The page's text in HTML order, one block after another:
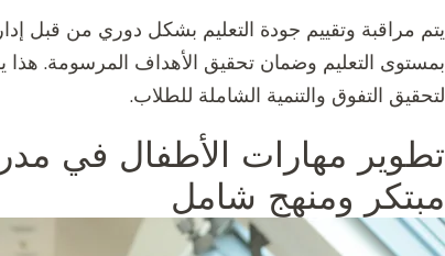
يتم مراقبة وتقييم جودة التعليم بشكل دوري من قبل
بمستوى التعليم وضمان تحقيق الأهداف المرسومة. هذا
لتحقيق التفوق والتنمية الشاملة للطلاب.
تطوير مهارات الأطفال في
مبتكر ومنهج شامل